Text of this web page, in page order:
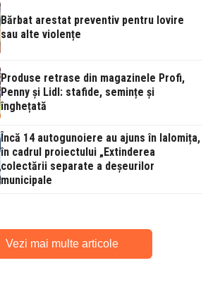
Bărbat arestat preventiv pentru lovire
sau alte violențe
Produse retrase din magazinele Profi,
Penny și Lidl: stafide, semințe și
înghețată
Încă 14 autogunoiere au ajuns în Ialomița,
în cadrul proiectului „Extinderea
colectării separate a deșeurilor
municipale
Vezi mai multe articole